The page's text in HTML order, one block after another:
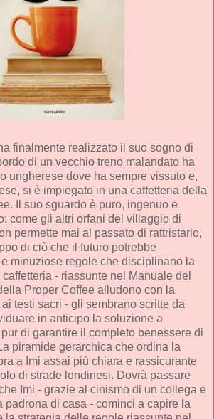
finalmente realizzato il suo sogno di
di un vecchio treno malandato ha
ungherese dove ha sempre vissuto e,
si è impiegato in una caffetteria della
Il suo sguardo è puro, ingenuo e
come gli altri orfani del villaggio di
permette mai al passato di rattristarlo,
di ciò che il futuro potrebbe
minuziose regole che disciplinano la
- riassunte nel Manuale del
Proper Coffee alludono con la
testi sacri - gli sembrano scritte da
in anticipo la soluzione a
di garantire il completo benessere di
piramide gerarchica che ordina la
a Imi assai più chiara e rassicurante
di strade londinesi. Dovrà passare
Imi - grazie al cinismo di un collega e
padrona di casa - cominci a capire la